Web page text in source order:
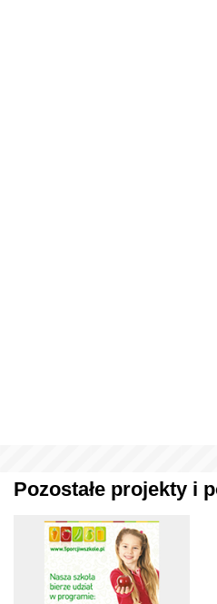
Pozostałe projekty i